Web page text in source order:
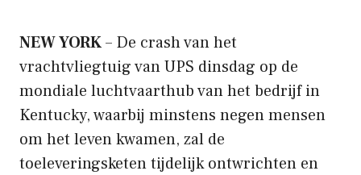
NEW YORK– De crash van het
vrachtvliegtuig van UPS dinsdag op de
mondiale luchtvaarthub van het bedrijf in
Kentucky, waarbij minstens negen mensen
om het leven kwamen, zal de
toeleveringsketen tijdelijk ontwrichten en